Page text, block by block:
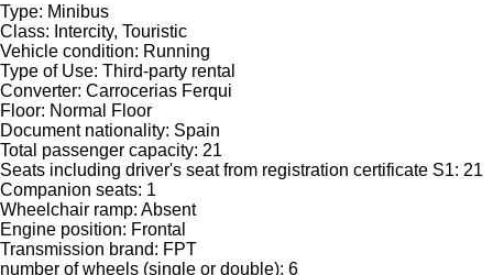
Type: Minibus
Class: Intercity, Touristic
Vehicle condition: Running
Type of Use: Third-party rental
Converter: Carrocerias Ferqui
Floor: Normal Floor
Document nationality: Spain
Total passenger capacity: 21
Seats including driver's seat from registration certificate S1: 21
Companion seats: 1
Wheelchair ramp: Absent
Engine position: Frontal
Transmission brand: FPT
number of wheels (single or double): 6